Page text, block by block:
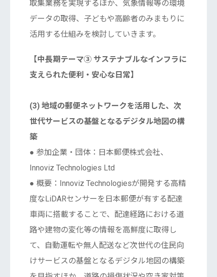
取集業務を実現するほか、気象情報等の環境
データの取得、子どもや高齢者のみまもりに
活用する仕組みを検討していきます。
【中長期テーマ③ サステナブルなインフラに
支えられた便利・安心な日常】
(3) 地域の郵便ネットワークを活用した、次
世代サービスの基盤となるデジタル地図の構
築
● 参加企業・団体：日本郵便株式会社、
Innoviz Technologies Ltd
● 概要：Innoviz Technologiesが開発する高精
度なLiDARセンサーを日本郵便が有する配達
車両に搭載することで、配達経路における道
路や建物の変化等の情報を高鮮度に取得し
て、自動運転や無人配送など次世代の住民向
けサービスの基盤となるデジタル地図の構築